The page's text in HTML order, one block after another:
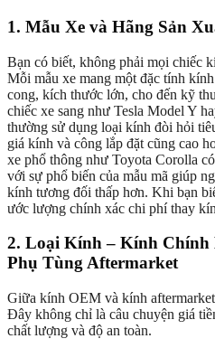
1. Mẫu Xe và Hãng Sản
Bạn có biết, không phải mọi chiếc
Mỗi mẫu xe mang một đặc tính
cong, kích thước lớn, cho đến kỹ
chiếc xe sang như Tesla Model Y
thường sử dụng loại kính đòi hỏi
giá kính và công lắp đặt cũng cao
xe phổ thông như Toyota Corolla
với sự phổ biến của mẫu mã giúp
kính tương đối thấp hơn. Khi bạn
ước lượng chính xác chi phí thay
2. Loại Kính – Kính
Phụ Tùng Aftermarket
Giữa kính OEM và kính
Đây không chỉ là câu chuyện giá
chất lượng và độ an toàn.